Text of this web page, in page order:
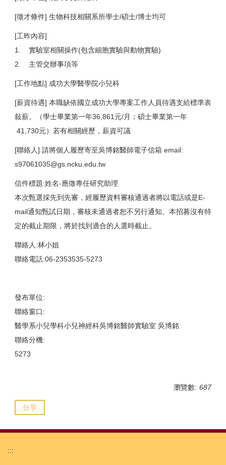
[徵才條件] 生物科技相關系所學士/碩士/博士均可
[工昨內容]
1. 實驗室相關操作(包含細胞實驗與動物實驗)
2. 主管交辦事項等
[工作地點] 成功大學醫學院小兒科
[薪資待遇] 本職缺依國立成功大學專案工作人員待遇支給標準表
敍薪。（學士畢業第一年36,861元/月；碩士畢業第一年
41,730元）若有相關經歷，薪資可議
[聯絡人] 請將個人履歷寄至吳博銘醫師電子信箱 email:
s97061035@gs.ncku.edu.tw
信件標題:姓名-應徵專任研究助理
本次甄選採先到先審，經履歷資料審核通過者將以電話或是E-
mail通知甄試日期，審核未通過者恕不另行通知。本招募沒有特
定的截止期限，將於找到適合的人選時截止。
聯絡人:林小姐
聯絡電話:06-2353535-5273
發布單位:
聯絡窗口:
醫學系小兒學科小兒神經科吳博銘醫師實驗室 吳博銘
聯絡分機:
5273
瀏覽數: 687
分享
:::